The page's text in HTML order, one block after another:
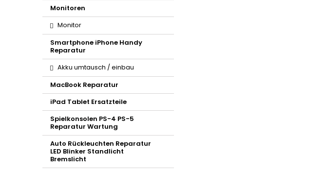
Monitoren
Monitor
Smartphone iPhone Handy
Reparatur
Akku umtausch / einbau
MacBook Reparatur
iPad Tablet Ersatzteile
Spielkonsolen PS-4 PS-5
Reparatur Wartung
Auto Rückleuchten Reparatur
LED Blinker Standlicht
Bremslicht